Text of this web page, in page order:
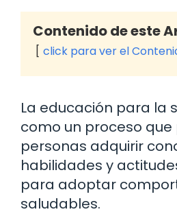
Contenido de este
click para ver el
La educación para la
como un proceso
personas adquirir
habilidades y
para adoptar
saludables.